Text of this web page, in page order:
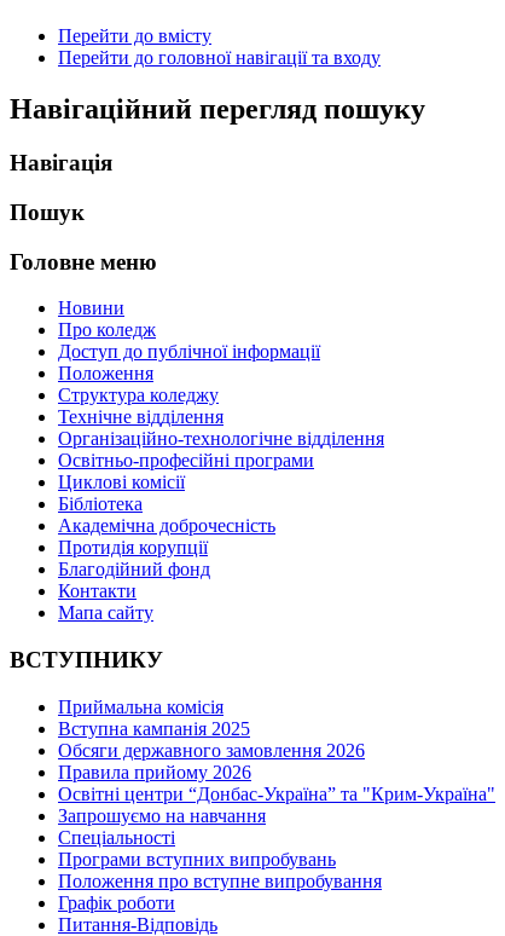
Перейти до вмісту
Перейти до головної навігації та входу
Навігаційний перегляд пошуку
Навігація
Пошук
Головне меню
Новини
Про коледж
Доступ до публічної інформації
Положення
Структура коледжу
Технічне відділення
Організаційно-технологічне відділення
Освітньо-професійні програми
Циклові комісії
Бібліотека
Академічна доброчесність
Протидія корупції
Благодійний фонд
Контакти
Мапа сайту
ВСТУПНИКУ
Приймальна комісія
Вступна кампанія 2025
Обсяги державного замовлення 2026
Правила прийому 2026
Освітні центри “Донбас-Україна” та "Крим-Україна"
Запрошуємо на навчання
Спеціальності
Програми вступних випробувань
Положення про вступне випробування
Графік роботи
Питання-Відповідь